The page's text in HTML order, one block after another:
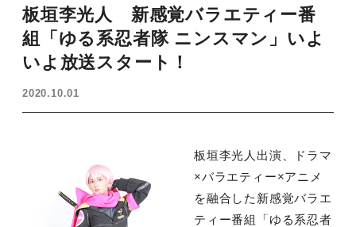
板垣李光人 新感覚バラエティー番
組「ゆる系忍者隊 ニンスマン」いよ
いよ放送スタート！
2020.10.01
板垣李光人出演、ドラマ
×バラエティー×アニメ
を融合した新感覚バラエ
ティー番組「ゆる系忍者